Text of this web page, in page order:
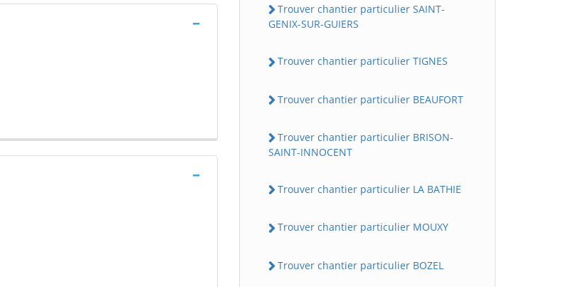
Trouver chantier particulier SAINT-
GENIX-SUR-GUIERS
Trouver chantier particulier TIGNES
Trouver chantier particulier BEAUFORT
Trouver chantier particulier BRISON-
SAINT-INNOCENT
Trouver chantier particulier LA BATHIE
Trouver chantier particulier MOUXY
Trouver chantier particulier BOZEL